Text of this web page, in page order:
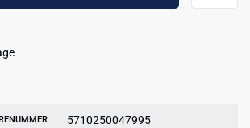
5710250047995